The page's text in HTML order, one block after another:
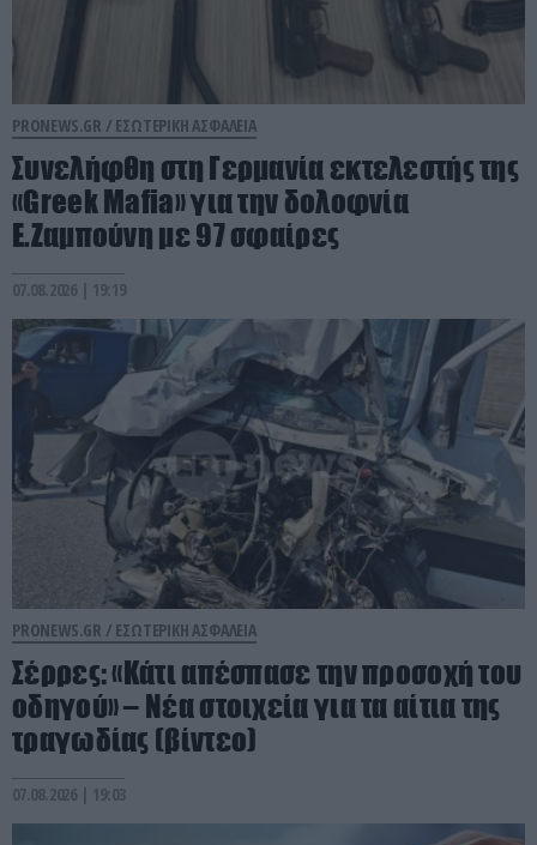
PRONEWS.GR / ΕΣΩΤΕΡΙΚΗ ΑΣΦΑΛΕΙΑ
Συνελήφθη στη Γερμανία εκτελεστής της
«Greek Mafia» για την δολοφνία
Ε.Ζαμπούνη με 97 σφαίρες
07.08.2026 | 19:19
PRONEWS.GR / ΕΣΩΤΕΡΙΚΗ ΑΣΦΑΛΕΙΑ
Σέρρες: «Κάτι απέσπασε την προσοχή του
οδηγού» – Νέα στοιχεία για τα αίτια της
τραγωδίας (βίντεο)
07.08.2026 | 19:03